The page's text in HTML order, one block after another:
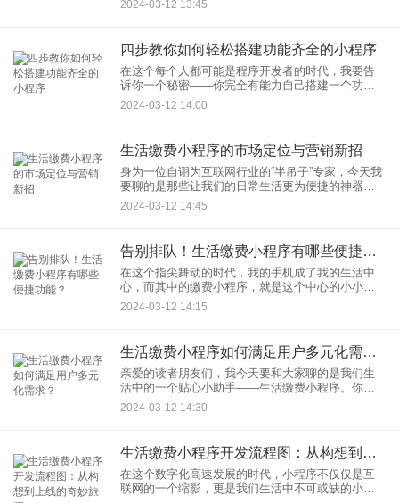
的救星。 首先，我要炫耀一下，自
2024-03-12 13:45
四步教你如何轻松搭建功能齐全的小程序
在这个每个人都可能是程序开发者的时代，我要告
诉你一个秘密——你完全有能力自己搭建一个功能
齐全的小程序！没错，不需要成为编程大牛，也不
必拥有黑客般的技能，只需要跟随我这四步简易教
2024-03-12 14:00
生活缴费小程序的市场定位与营销新招
身为一位自诩为互联网行业的“半吊子”专家，今天我
要聊的是那些让我们的日常生活更为便捷的神器
——生活缴费小程序。咱们这不是玩票儿，这可是
关乎你我他的“钱途”大事儿呢！
2024-03-12 14:45
告别排队！生活缴费小程序有哪些便捷功能？
在这个指尖舞动的时代，我的手机成了我的生活中
心，而其中的缴费小程序，就是这个中心的小小奇
迹。让我们一起跟排长队说拜拜，探索生活缴费小
程序都有哪些让人眼前一亮的便捷功能吧！
2024-03-12 14:15
生活缴费小程序如何满足用户多元化需求？
亲爱的读者朋友们，我今天要和大家聊的是我们生
活中的一个贴心小助手——生活缴费小程序。你是
否还在为各种繁杂的生活缴费而头疼？是不是觉得
时间就像是被缴费单据一样，一张张撕扯着悄悄溜
2024-03-12 14:30
生活缴费小程序开发流程图：从构想到上线的奇妙旅程
在这个数字化高速发展的时代，小程序不仅仅是互
联网的一个缩影，更是我们生活中不可或缺的小帮